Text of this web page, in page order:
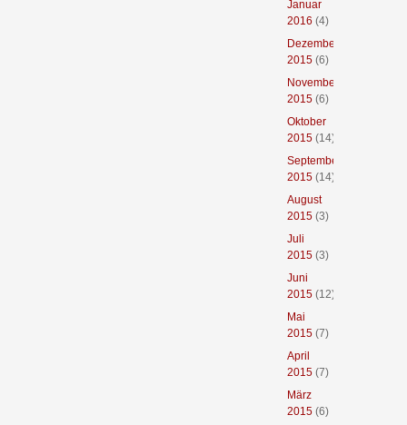
Januar
2016 (4)
Dezember
2015(6)
November
2015(6)
Oktober
2015(14)
September
2015(14)
August
2015(3)
Juli
2015(3)
Juni
2015(12)
Mai
2015(7)
April
2015(7)
März
2015(6)